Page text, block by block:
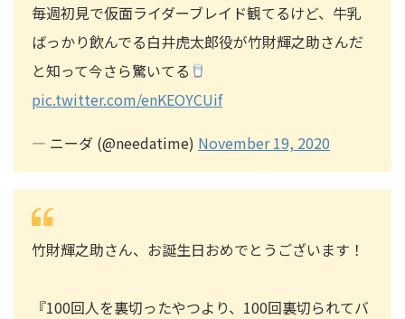
毎週初見で仮面ライダーブレイド観てるけど、牛乳
ばっかり飲んでる白井虎太郎役が竹財輝之助さんだ
と知って今さら驚いてる
pic.twitter.com/enKEOYCUif
— ニーダ (@needatime) November 19, 2020
竹財輝之助さん、お誕生日おめでとうございます！
『100回人を裏切ったやつより、100回裏切られてバ